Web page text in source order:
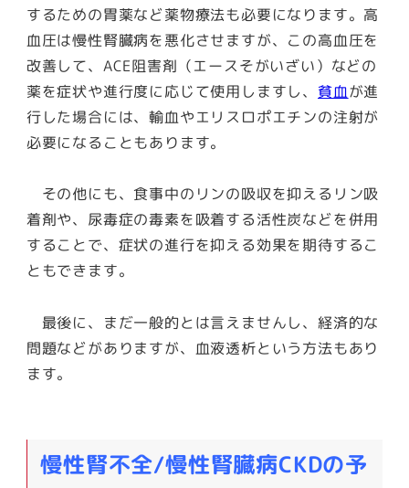
するための胃薬など薬物療法も必要になります。高
血圧は慢性腎臓病を悪化させますが、この高血圧を
改善して、ACE阻害剤（エースそがいざい）などの
薬を症状や進行度に応じて使用しますし、 貧血が進
行した場合には、輸血やエリスロポエチンの注射が
必要になることもあります。
その他にも、食事中のリンの吸収を抑えるリン吸
着剤や、尿毒症の毒素を吸着する活性炭などを併用
することで、症状の進行を抑える効果を期待するこ
ともできます。
最後に、まだ一般的とは言えませんし、経済的な
問題などがありますが、血液透析という方法もあり
ます。
慢性腎不全/慢性腎臓病CKDの予